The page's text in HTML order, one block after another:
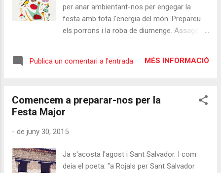
per anar ambientant-nos per engegar la
festa amb tota l'energia del món. Prepareu
els porrons i la roba de diumenge. Assageu
recordeu buscar cobrellits i estovalles per
amb totes les activitats d'aquest any, podeu
fer-ho en aquest enllaç
Publica un comentari a l'entrada MÉS INFORMACIÓ
Comencem a preparar-nos per la
Festa Major
- de juny 30, 2015
Ja s'acosta l'agost i Sant Salvador. I com
deia el poeta: "a Rojals per Sant Salvador